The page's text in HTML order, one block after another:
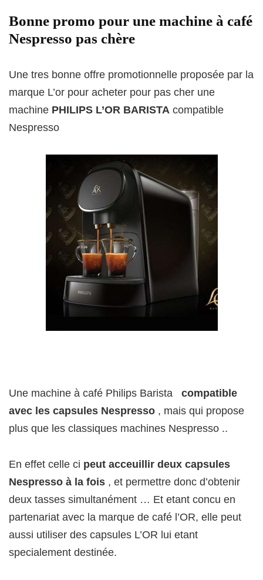
Bonne promo pour une machine à café
Nespresso pas chère
Une tres bonne offre promotionnelle proposée par la
marque L’or pour acheter pour pas cher une
machine PHILIPS L’OR BARISTA compatible
Nespresso
Une machine à café Philips Barista compatible
avec les capsules Nespresso , mais qui propose
plus que les classiques machines Nespresso ..
En effet celle ci peut acceuillir deux capsules
Nespresso à la fois , et permettre donc d’obtenir
deux tasses simultanément … Et etant concu en
partenariat avec la marque de café l’OR, elle peut
aussi utiliser des capsules L’OR lui etant
specialement destinée.